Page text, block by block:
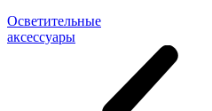
Осветительные
аксессуары